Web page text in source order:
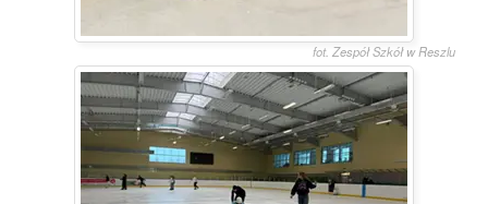
fot. Zespół Szkół w Reszlu